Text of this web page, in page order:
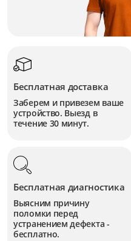
Бесплатная доставка
Заберем и привезем ваше
устройство. Выезд в
течение 30 минут.
Бесплатная диагностика
Выясним причину
поломки перед
устранением дефекта -
бесплатно.